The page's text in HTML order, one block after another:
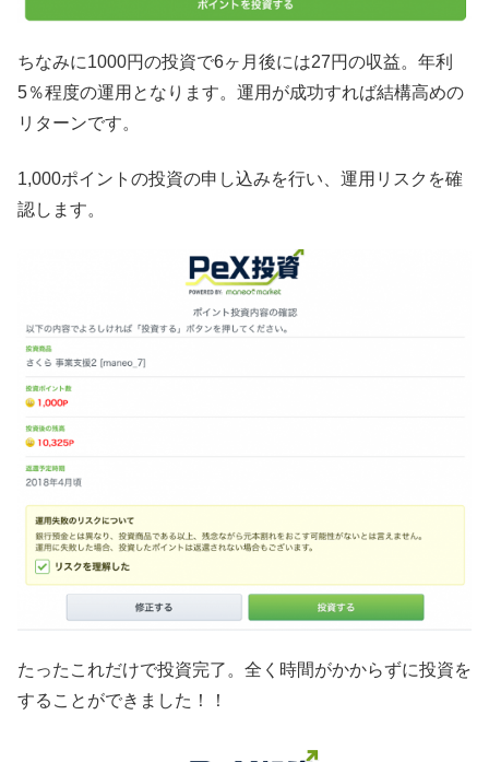
ちなみに1000円の投資で6ヶ月後には27円の収益。年利
5％程度の運用となります。運用が成功すれば結構高めの
リターンです。
1,000ポイントの投資の申し込みを行い、運用リスクを確
認します。
たったこれだけで投資完了。全く時間がかからずに投資を
することができました！！